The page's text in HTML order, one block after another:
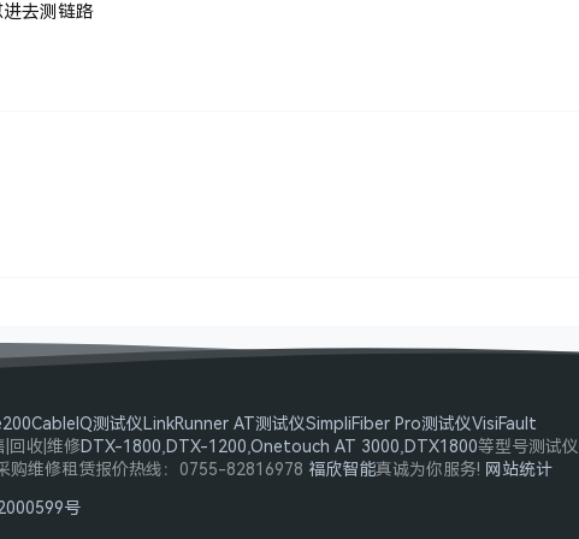
去测链路
CableIQ测试仪LinkRunner AT测试仪SimpliFiber Pro测试仪VisiFault
回收|维修DTX-1800,DTX-1200,Onetouch AT 3000,DTX1800等型号测试仪
购维修租赁报价热线：0755-82816978 福欣智能真诚为你服务! 网站统计
号